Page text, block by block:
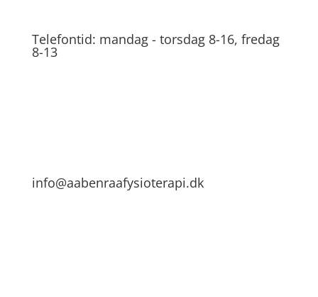
Telefontid: mandag - torsdag 8-16, fredag
8-13
info@aabenraafysioterapi.dk